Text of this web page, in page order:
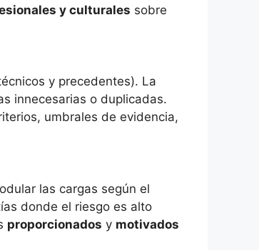
y culturales sobre
y precedentes). La
innecesarias o duplicadas.
umbrales de evidencia,
las cargas según el
donde el riesgo es alto
proporcionados y motivados